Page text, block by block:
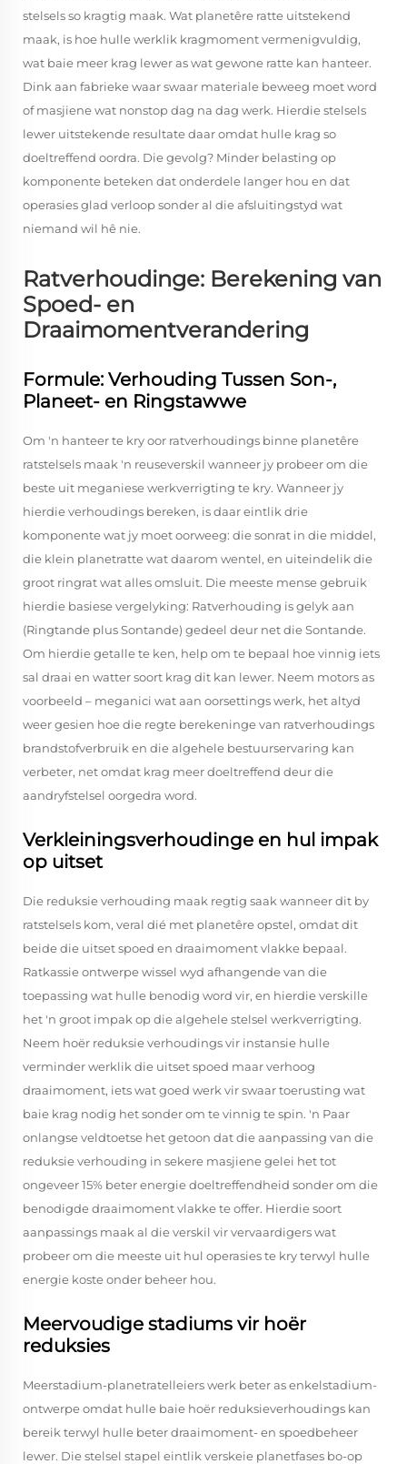
stelsels so kragtig maak. Wat planetêre ratte uitstekend
maak, is hoe hulle werklik kragmoment vermenigvuldig,
wat baie meer krag lewer as wat gewone ratte kan hanteer.
Dink aan fabrieke waar swaar materiale beweeg moet word
of masjiene wat nonstop dag na dag werk. Hierdie stelsels
lewer uitstekende resultate daar omdat hulle krag so
doeltreffend oordra. Die gevolg? Minder belasting op
komponente beteken dat onderdele langer hou en dat
operasies glad verloop sonder al die afsluitingstyd wat
niemand wil hê nie.
Ratverhoudinge: Berekening van
Spoed- en
Draaimomentverandering
Formule: Verhouding Tussen Son-,
Planeet- en Ringstawwe
Om 'n hanteer te kry oor ratverhoudings binne planetêre
ratstelsels maak 'n reuseverskil wanneer jy probeer om die
beste uit meganiese werkverrigting te kry. Wanneer jy
hierdie verhoudings bereken, is daar eintlik drie
komponente wat jy moet oorweeg: die sonrat in die middel,
die klein planetratte wat daarom wentel, en uiteindelik die
groot ringrat wat alles omsluit. Die meeste mense gebruik
hierdie basiese vergelyking: Ratverhouding is gelyk aan
(Ringtande plus Sontande) gedeel deur net die Sontande.
Om hierdie getalle te ken, help om te bepaal hoe vinnig iets
sal draai en watter soort krag dit kan lewer. Neem motors as
voorbeeld – meganici wat aan oorsettings werk, het altyd
weer gesien hoe die regte berekeninge van ratverhoudings
brandstofverbruik en die algehele bestuurservaring kan
verbeter, net omdat krag meer doeltreffend deur die
aandryfstelsel oorgedra word.
Verkleiningsverhoudinge en hul impak
op uitset
Die reduksie verhouding maak regtig saak wanneer dit by
ratstelsels kom, veral dié met planetêre opstel, omdat dit
beide die uitset spoed en draaimoment vlakke bepaal.
Ratkassie ontwerpe wissel wyd afhangende van die
toepassing wat hulle benodig word vir, en hierdie verskille
het 'n groot impak op die algehele stelsel werkverrigting.
Neem hoër reduksie verhoudings vir instansie hulle
verminder werklik die uitset spoed maar verhoog
draaimoment, iets wat goed werk vir swaar toerusting wat
baie krag nodig het sonder om te vinnig te spin. 'n Paar
onlangse veldtoetse het getoon dat die aanpassing van die
reduksie verhouding in sekere masjiene gelei het tot
ongeveer 15% beter energie doeltreffendheid sonder om die
benodigde draaimoment vlakke te offer. Hierdie soort
aanpassings maak al die verskil vir vervaardigers wat
probeer om die meeste uit hul operasies te kry terwyl hulle
energie koste onder beheer hou.
Meervoudige stadiums vir hoër
reduksies
Meerstadium-planetratelleiers werk beter as enkelstadium-
ontwerpe omdat hulle baie hoër reduksieverhoudings kan
bereik terwyl hulle beter draaimoment- en spoedbeheer
lewer. Die stelsel stapel eintlik verskeie planetfases bo-op